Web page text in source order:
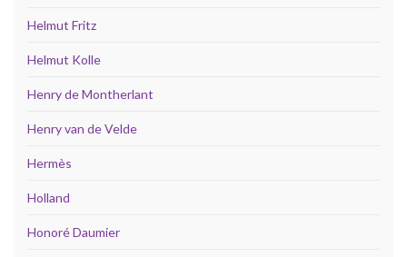
Helmut Fritz
Helmut Kolle
Henry de Montherlant
Henry van de Velde
Hermès
Holland
Honoré Daumier